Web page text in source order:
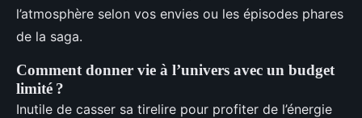
l’atmosphère selon vos envies ou les épisodes phares
de la saga.
Comment donner vie à l’univers avec un budget
limité ?
Inutile de casser sa tirelire pour profiter de l’énergie